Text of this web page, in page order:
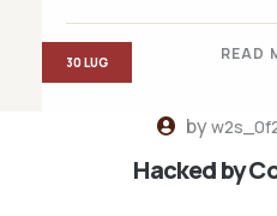
READ
by
Hacked by
30 LUG